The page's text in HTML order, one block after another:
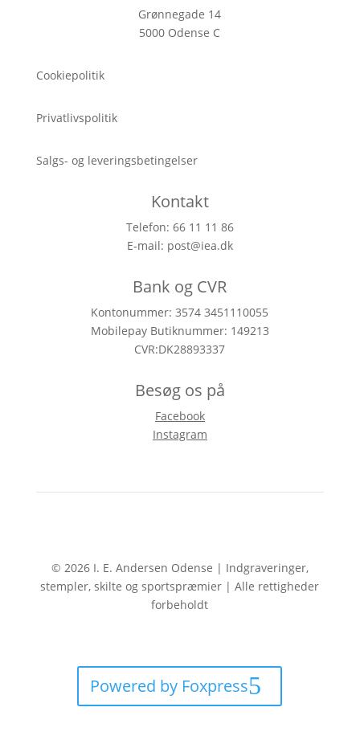
Grønnegade 14
5000 Odense C
Cookiepolitik
Privatlivspolitik
Salgs- og leveringsbetingelser
Kontakt
Telefon: 66 11 11 86
E-mail: post@iea.dk
Bank og CVR
Kontonummer: 3574 3451110055
Mobilepay Butiknummer: 149213
CVR:DK28893337
Besøg os på
Facebook
Instagram
© 2026 I. E. Andersen Odense | Indgraveringer,
stempler, skilte og sportspræmier | Alle rettigheder
forbeholdt
Powered by Foxpress